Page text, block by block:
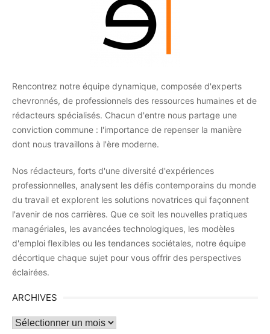
Rencontrez notre équipe dynamique, composée d'experts
chevronnés, de professionnels des ressources humaines et de
rédacteurs spécialisés. Chacun d'entre nous partage une
conviction commune : l'importance de repenser la manière
dont nous travaillons à l'ère moderne.
Nos rédacteurs, forts d'une diversité d'expériences
professionnelles, analysent les défis contemporains du monde
du travail et explorent les solutions novatrices qui façonnent
l'avenir de nos carrières. Que ce soit les nouvelles pratiques
managériales, les avancées technologiques, les modèles
d'emploi flexibles ou les tendances sociétales, notre équipe
décortique chaque sujet pour vous offrir des perspectives
éclairées.
ARCHIVES
Archives